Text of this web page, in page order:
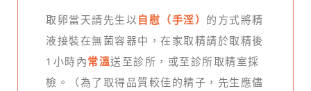
取卵當天請先生以 自慰（手淫） 的方式將精
液接裝在無菌容器中，在家取精請於取精後
1小時內常溫送至診所，或至診所取精室採
檢。（為了取得品質較佳的精子，先生應儘